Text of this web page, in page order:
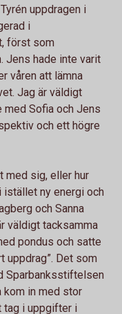
uppdragen i
i
först som
Jens hade inte varit
våren att lämna
Jag är väldigt
med Sofia och Jens
och ett högre
med sig, eller hur
istället ny energi och
och Sanna
väldigt tacksamma
pondus och satte
uppdrag”. Det som
Sparbanksstiftelsen
kom in med stor
tag i uppgifter i